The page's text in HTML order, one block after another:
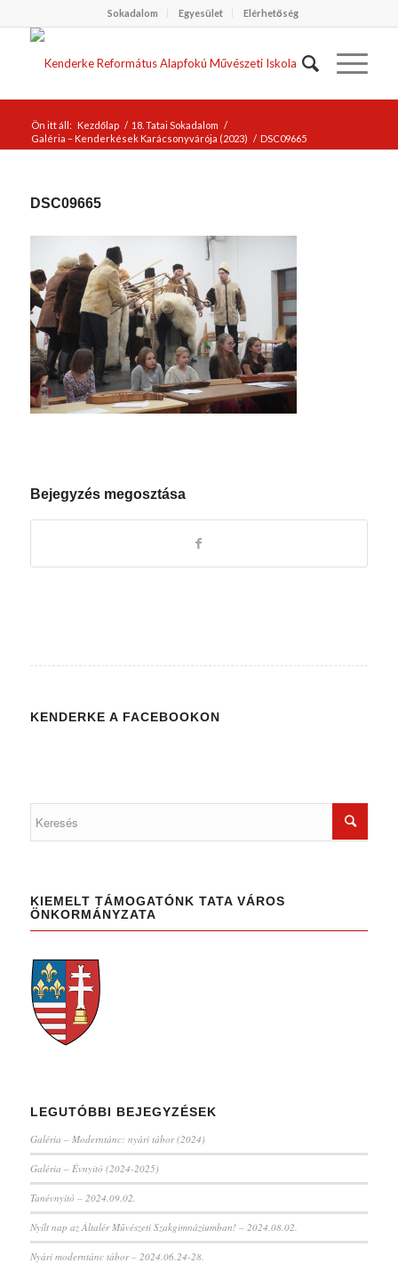
Sokadalom Egyesület Elérhetőség
Ön itt áll: Kezdőlap / 18. Tatai Sokadalom /
Galéria – Kenderkések Karácsonyvárója (2023) / DSC09665
DSC09665
Bejegyzés megosztása
KENDERKE A FACEBOOKON
KIEMELT TÁMOGATÓNK TATA VÁROS
ÖNKORMÁNYZATA
LEGUTÓBBI BEJEGYZÉSEK
Galéria – Moderntánc: nyári tábor (2024)
Galéria – Évnyitó (2024-2025)
Tanévnyitó – 2024.09.02.
Nyílt nap az Általér Művészeti Szakgimnáziumban! – 2024.08.02.
Nyári moderntánc tábor – 2024.06.24-28.